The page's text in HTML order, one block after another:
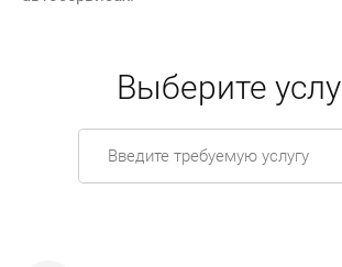
Выберите